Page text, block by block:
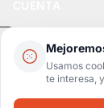
Usamos
te interesa,
LEGAL